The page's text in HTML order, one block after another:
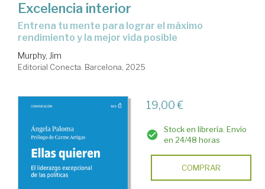
Excelencia interior
Entrena tu mente para lograr el máximo
rendimiento y la mejor vida posible
Murphy, Jim
Editorial Conecta. Barcelona, 2025
19,00 €
Stock en librería. Envío
en 24/48 horas
COMPRAR